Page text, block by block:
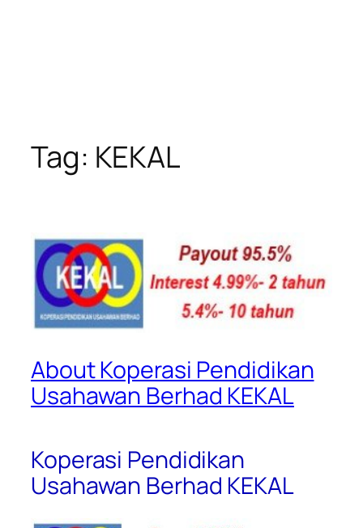
Tag: KEKAL
About Koperasi Pendidikan
Usahawan Berhad KEKAL
Koperasi Pendidikan
Usahawan Berhad KEKAL